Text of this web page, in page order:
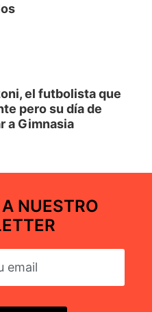
el futbolista que
pero su día de
a Gimnasia
NUESTRO